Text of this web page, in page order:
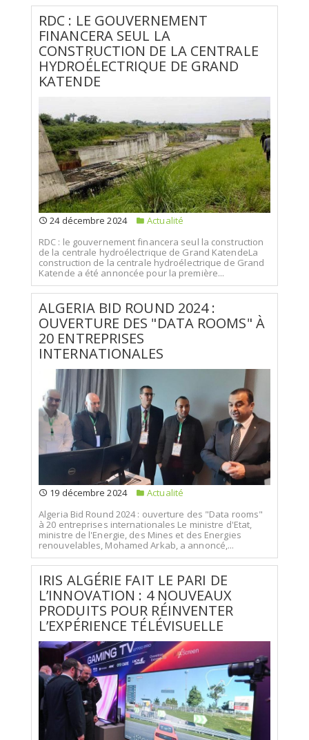
RDC : LE GOUVERNEMENT
FINANCERA SEUL LA
CONSTRUCTION DE LA CENTRALE
HYDROÉLECTRIQUE DE GRAND
KATENDE
24 décembre 2024
Actualité
RDC : le gouvernement financera seul la construction
de la centrale hydroélectrique de Grand KatendeLa
construction de la centrale hydroélectrique de Grand
Katende a été annoncée pour la première...
ALGERIA BID ROUND 2024 :
OUVERTURE DES "DATA ROOMS" À
20 ENTREPRISES
INTERNATIONALES
19 décembre 2024
Actualité
Algeria Bid Round 2024 : ouverture des "Data rooms"
à 20 entreprises internationales Le ministre d'Etat,
ministre de l'Energie, des Mines et des Energies
renouvelables, Mohamed Arkab, a annoncé,...
IRIS ALGÉRIE FAIT LE PARI DE
L’INNOVATION : 4 NOUVEAUX
PRODUITS POUR RÉINVENTER
L’EXPÉRIENCE TÉLÉVISUELLE